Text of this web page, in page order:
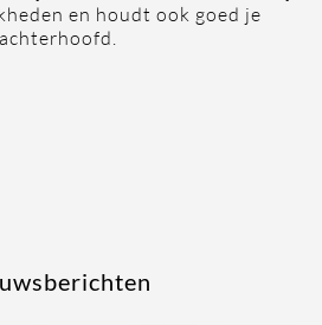
en houdt ook goed je